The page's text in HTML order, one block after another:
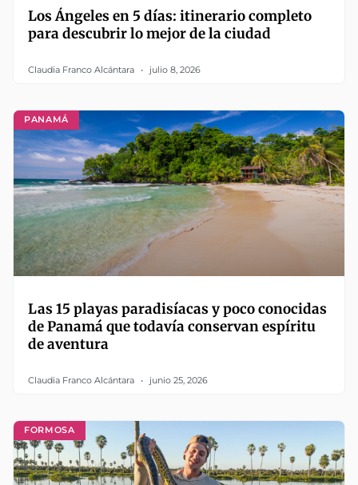
Los Ángeles en 5 días: itinerario completo
para descubrir lo mejor de la ciudad
Claudia Franco Alcántara julio 8, 2026
PANAMÁ
Las 15 playas paradisíacas y poco conocidas
de Panamá que todavía conservan espíritu
de aventura
Claudia Franco Alcántara junio 25, 2026
FORMOSA